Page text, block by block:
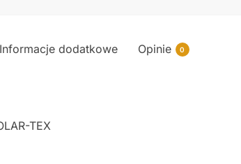
Informacje dodatkowe Opinie 0
TEX